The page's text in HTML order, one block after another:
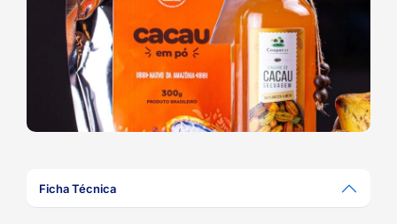
Ficha Técnica